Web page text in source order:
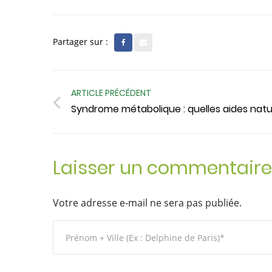
Partager sur :
ARTICLE PRÉCÉDENT
Syndrome métabolique : quelles aides
Laisser un commentaire
Votre adresse e-mail ne sera pas publiée.